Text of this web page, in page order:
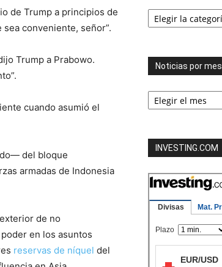
de Trump a principios de
conveniente, señor”.
Trump a Prabowo.
cuando asumió el
del bloque
armadas de Indonesia
de no
en los asuntos
reservas de níquel del
Todas
las
Noticias por mes
Noticias
por
INVESTING.COM